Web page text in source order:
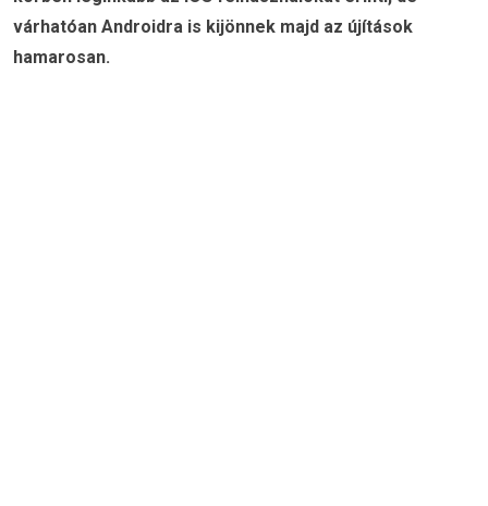
várhatóan Androidra is kijönnek majd az újítások
hamarosan.